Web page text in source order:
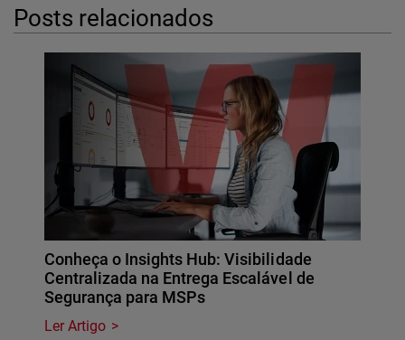
Posts relacionados
Conheça o Insights Hub: Visibilidade
Centralizada na Entrega Escalável de
Segurança para MSPs
Ler Artigo